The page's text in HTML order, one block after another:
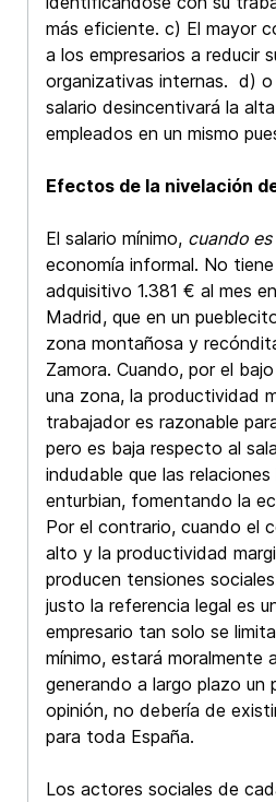
más eficiente. c) El mayor
a los empresarios a reducir
organizativas internas. d) o
salario desincentivará la
empleados en un mismo
Efectos de la nivelación
El salario mínimo, cuando
economía informal. No
adquisitivo 1.381 € al mes
Madrid, que en un
zona montañosa y
Zamora. Cuando, por el
una zona, la productividad
trabajador es razonable
pero es baja respecto al
indudable que las
enturbian, fomentando la
Por el contrario, cuando el
alto y la productividad
producen tensiones
justo la referencia legal es
empresario tan solo se
mínimo, estará moralmente
generando a largo plazo un
opinión, no debería de
para toda España.
Los actores sociales de